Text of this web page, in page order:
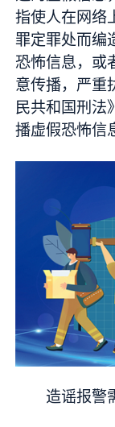
指使人在网络
罪定罪处而编
恐怖信息，或
意传播，严重
民共和国刑法
播虚假恐怖信
造谣报警